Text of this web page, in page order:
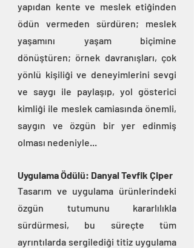
yapıdan kente ve meslek etiğinden
ödün vermeden sürdüren; meslek
yaşamını yaşam biçimine
dönüştüren; örnek davranışları, çok
yönlü kişiliği ve deneyimlerini sevgi
ve saygı ile paylaşıp, yol gösterici
kimliği ile meslek camiasında önemli,
saygın ve özgün bir yer edinmiş
olması nedeniyle...
Uygulama Ödülü: Danyal Tevfik Çiper
Tasarım ve uygulama ürünlerindeki
özgün tutumunu kararlılıkla
sürdürmesi, bu süreçte tüm
ayrıntılarda sergilediği titiz uygulama